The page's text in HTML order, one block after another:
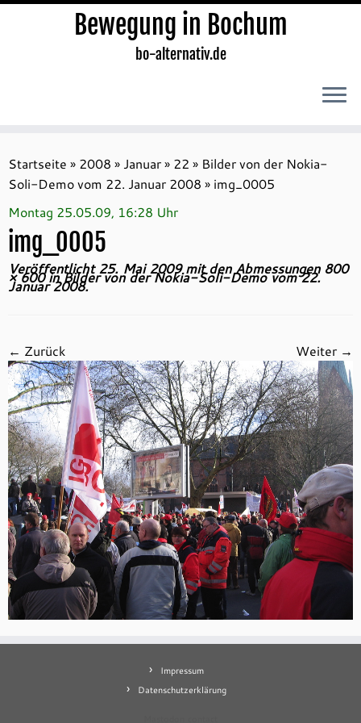
Inhalt
springen
Bewegung in Bochum
bo-alternativ.de
Startseite » 2008 » Januar» 22 » Bilder von der Nokia-
Soli-Demo vom 22. Januar 2008 » img_0005
Montag 25.05.09, 16:28 Uhr
img_0005
Veröffentlicht 25. Mai 2009mit den Abmessungen800
× 600inBilder von der Nokia-Soli-Demo vom 22.
Januar 2008.
← Zurück Weiter →
Impressum
Datenschutzerklärung